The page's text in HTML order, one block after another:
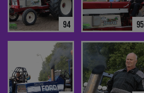
94 95